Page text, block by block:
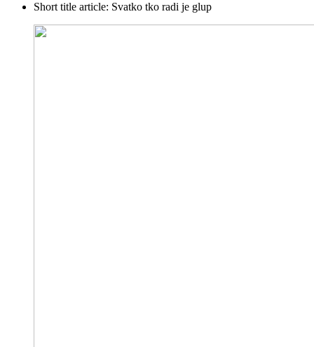
Short title article: Svatko tko radi je glup